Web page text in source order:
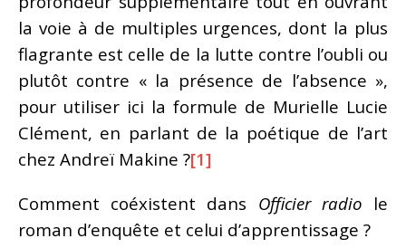
la voie à de multiples urgences, dont la plus
flagrante est celle de la lutte contre l’oubli ou
plutôt contre « la présence de l’absence »,
pour utiliser ici la formule de Murielle Lucie
Clément, en parlant de la poétique de l’art
chez Andreï Makine ?[1]
Comment coéxistent dans Officier radio le
roman d’enquête et celui d’apprentissage ?